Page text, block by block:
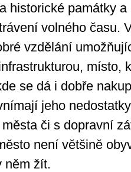
historické památky
volného času.
vzdělání
místo,
se dá i dobře
jeho
či s dopravní
není většině
něm žít.